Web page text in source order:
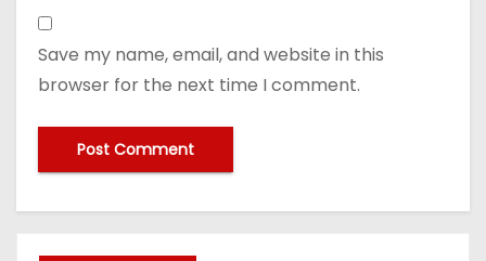
Save my name, email, and website in this
browser for the next time I comment.